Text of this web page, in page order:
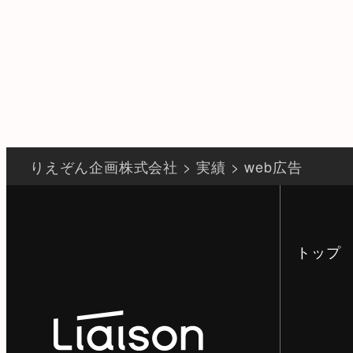
りえぞん企画株式会社 >実績 >web広告
トップ